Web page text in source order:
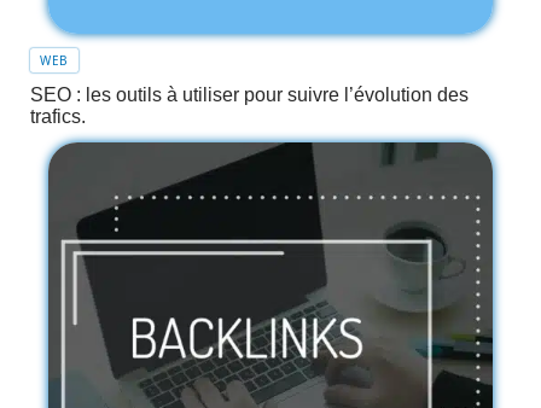
WEB
SEO : les outils à utiliser pour suivre l’évolution des
trafics.